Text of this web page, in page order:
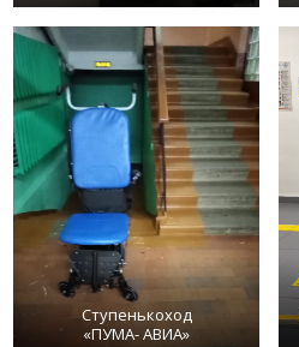
Ступенькоход
«ПУМА- АВИА»